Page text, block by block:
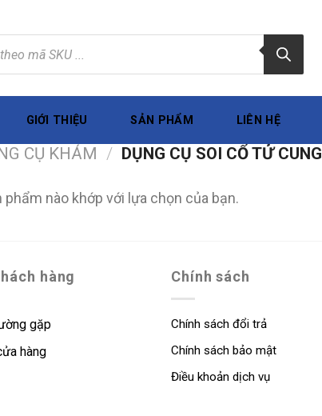
GIỚI THIỆU SẢN PHẨM LIÊN HỆ
CỤ KHÁM / DỤNG CỤ SOI CỔ TỬ CUNG
nào khớp với lựa chọn của bạn.
hàng
gặp
hàng
Chính sách
Chính sách đổi trả
Chính sách bảo mật
Điều khoản dịch vụ